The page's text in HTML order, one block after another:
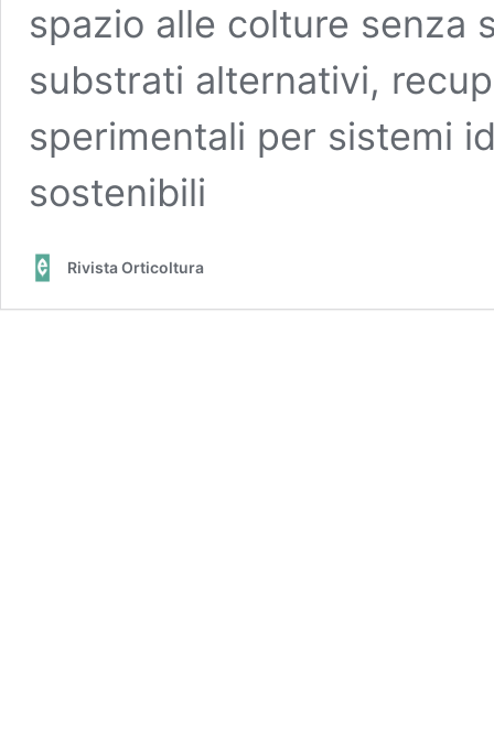
spazio alle colture senza
substrati alternativi,
sperimentali per sistemi
sostenibili
Rivista Orticoltura